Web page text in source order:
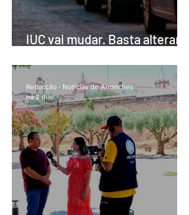
IUC vai mudar. Basta alterar o
Redacção - Notícias de Arronches
há 2 dias